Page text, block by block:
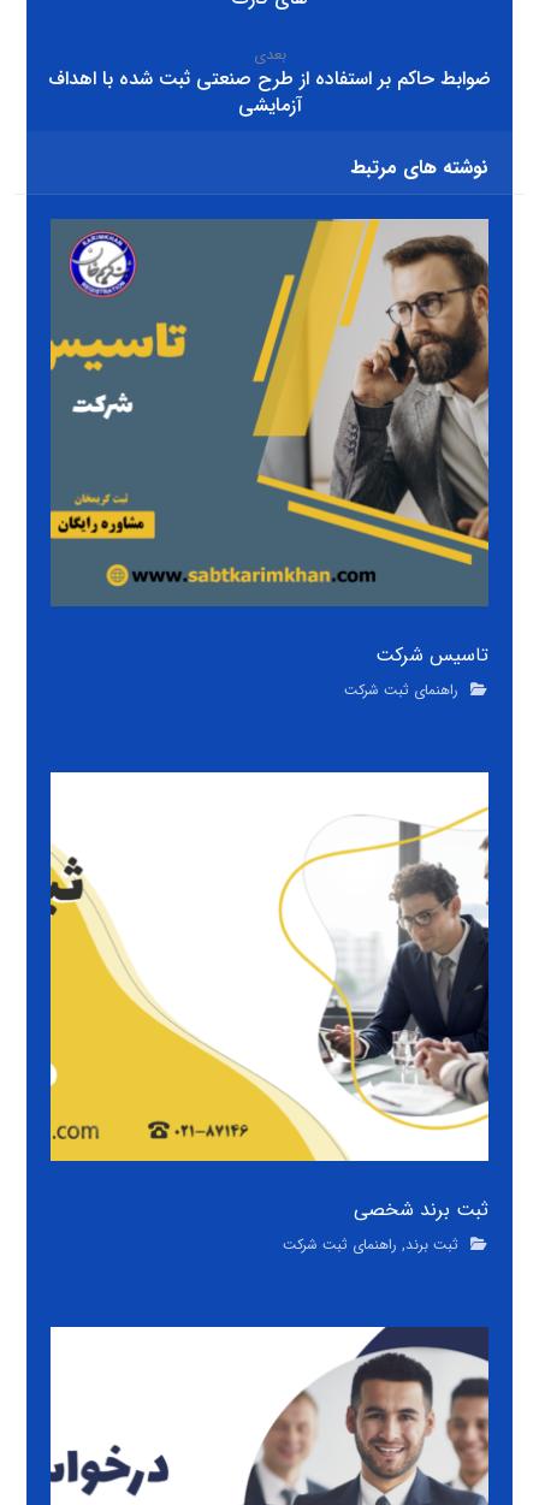
بعدی
ضوابط حاکم بر استفاده از طرح صنعتی ثبت شده با اهداف
آزمایشی
نوشته های مرتبط
تاسیس شرکت
راهنمای ثبت شرکت
ثبت برند شخصی
ثبت برند, راهنمای ثبت شرکت